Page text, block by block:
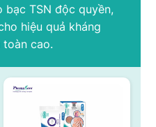
bạc TSN độc quyền,
hiệu quả kháng
cao.